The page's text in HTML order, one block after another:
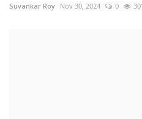
Suvankar Roy Nov 30, 2024 0